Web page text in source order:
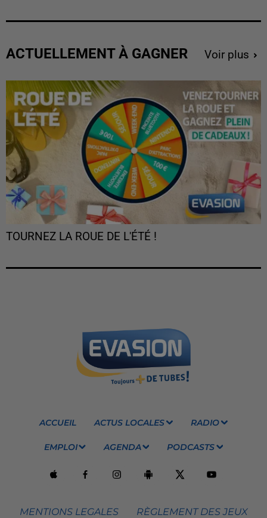
ACTUELLEMENT À GAGNER Voir plus
TOURNEZ LA ROUE DE L'ÉTÉ !
ACCUEIL ACTUS LOCALES RADIO
EMPLOI AGENDA PODCASTS
MENTIONS LEGALES RÈGLEMENT DES JEUX